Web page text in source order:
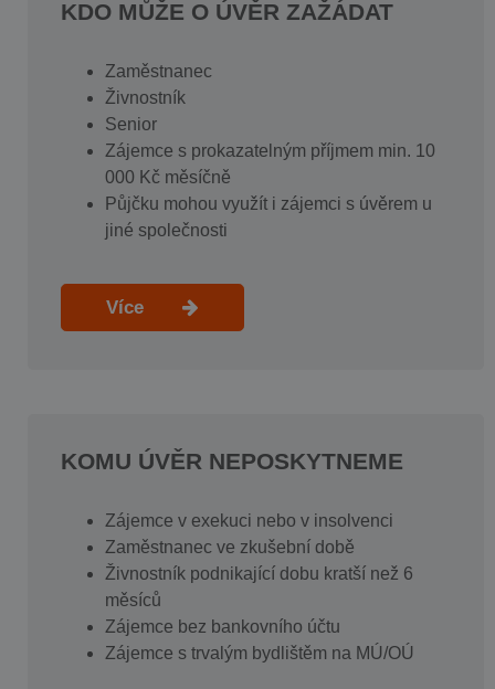
KDO MŮŽE O ÚVĚR ZAŽÁDAT
Zaměstnanec
Živnostník
Senior
Zájemce s prokazatelným příjmem min. 10
000 Kč měsíčně
Půjčku mohou využít i zájemci s úvěrem u
jiné společnosti
Více
KOMU ÚVĚR NEPOSKYTNEME
Zájemce v exekuci nebo v insolvenci
Zaměstnanec ve zkušební době
Živnostník podnikající dobu kratší než 6
měsíců
Zájemce bez bankovního účtu
Zájemce s trvalým bydlištěm na MÚ/OÚ